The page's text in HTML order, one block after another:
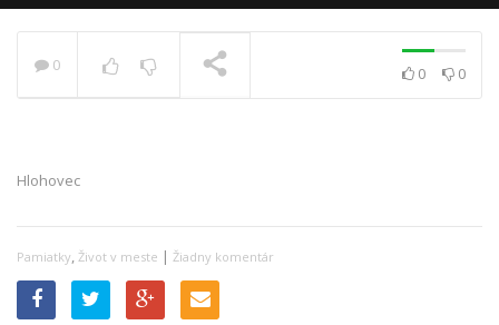
0 0 0
Hlohovec
Pamiatky, Život v meste | Žiadny komentár